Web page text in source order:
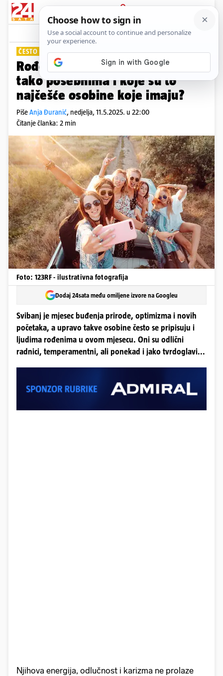
PRIJAVA
Lifestyle Komentari
ČESTO OMILJENI U DRUŠTVU
Rođeni u svibnju: Što ih čini
tako posebnima i koje su to
najčešće osobine koje imaju?
PišeAnja Đuranić, nedjelja, 11.5.2025. u 22:00
Čitanje članka: 2 min
Foto: 123RF - ilustrativna fotografija
Dodaj 24sata među omiljene izvore na Googleu
Svibanj je mjesec buđenja prirode, optimizma i novih
početaka, a upravo takve osobine često se pripisuju i
ljudima rođenima u ovom mjesecu. Oni su odlični
radnici, temperamentni, ali ponekad i jako tvrdoglavi...
Njihova energija, odlučnost i karizma ne prolaze